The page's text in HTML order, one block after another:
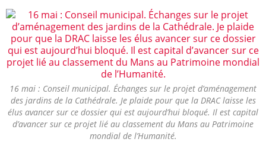
16 mai : Conseil municipal. Échanges sur le projet d’aménagement
des jardins de la Cathédrale. Je plaide pour que la DRAC laisse les
élus avancer sur ce dossier qui est aujourd’hui bloqué. Il est capital
d’avancer sur ce projet lié au classement du Mans au Patrimoine
mondial de l’Humanité.